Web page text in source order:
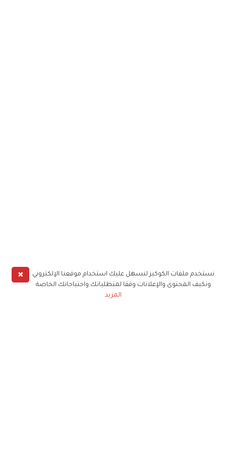
✖
نستخدم ملفات الكوكيز لنسهل عليك استخدام موقعنا الإلكتروني
ونكيف المحتوى والإعلانات وفقا لمتطلباتك واحتياجاتك الخاصة
المزيد